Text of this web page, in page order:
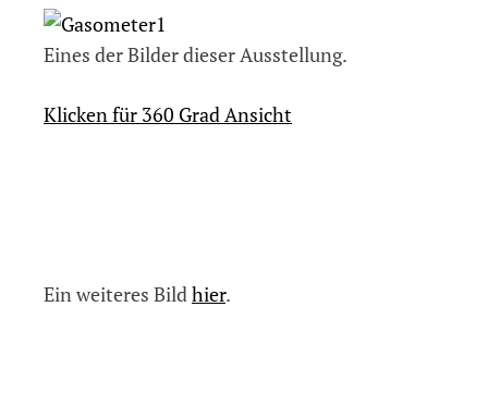
Eines der Bilder dieser Ausstellung.
Klicken für 360 Grad Ansicht
Ein weiteres Bildhier.